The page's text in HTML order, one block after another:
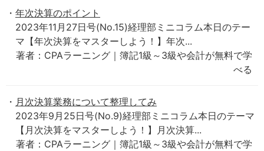
年次決算のポイント
2023年11月27日号(No.15)経理部ミニコラム本日のテー
マ【年次決算をマスターしよう！】年次...
著者：CPAラーニング｜簿記1級～3級や会計が無料で学
べる
月次決算業務について整理してみ
2023年9月25日号(No.9)経理部ミニコラム本日のテーマ
【月次決算をマスターしよう！】月次決算...
著者：CPAラーニング｜簿記1級～3級や会計が無料で学